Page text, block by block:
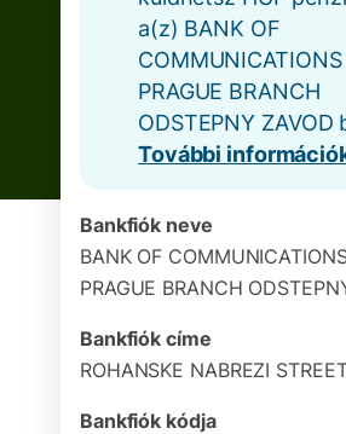
a(z) BANK OF
COMMUNICATIONS
PRAGUE BRANCH
ODSTEPNY ZAVOD
További
Bankfiók neve
BANK OF
PRAGUE BRANCH
Bankfiók címe
ROHANSKE NABREZI
Bankfiók kódja